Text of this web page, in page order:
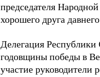
председателя
хорошего друга
Делегация
годовщины победы в
участие руководители